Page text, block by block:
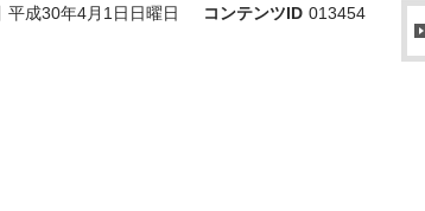
平成30年4月1日日曜日 コンテンツID 013454